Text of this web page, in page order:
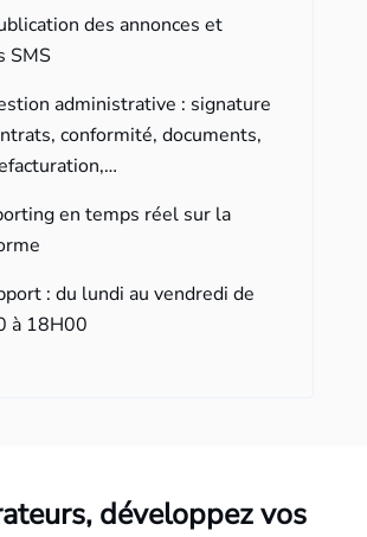
des annonces et
SMS
administrative : signature
conformité, documents,
en temps réel sur la
: du lundi au vendredi de
à 18H00
développez vos